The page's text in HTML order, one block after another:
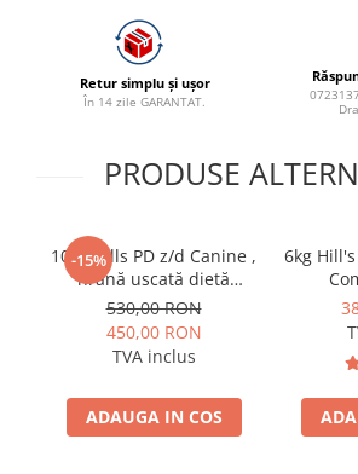
Retur simplu și ușor
În 14 zile GARANTAT.
PRODUSE
-15%
10kg Hills PD z/d Canine ,
hrană uscată dietă
veterinară hipoalergenică
pentru câini
530,00 RON
450,00 RON
TVA inclus
ADAUGA IN COS
6kg